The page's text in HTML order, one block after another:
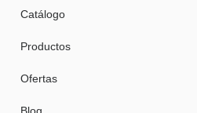
Catálogo
Productos
Ofertas